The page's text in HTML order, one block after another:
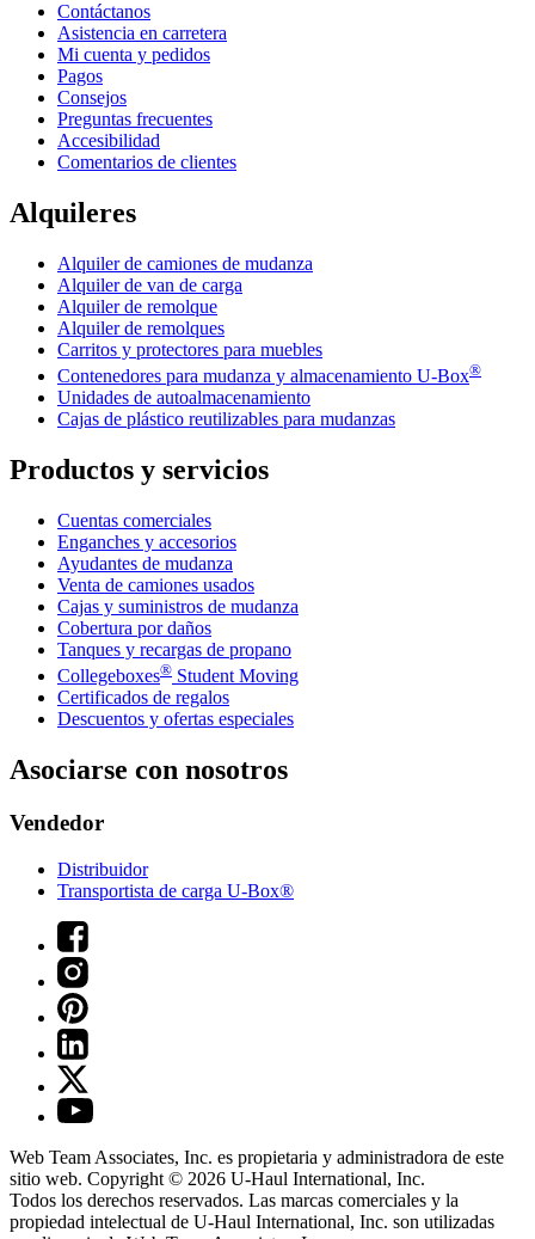
Contáctanos
Asistencia en carretera
Mi cuenta y pedidos
Pagos
Consejos
Preguntas frecuentes
Accesibilidad
Comentarios de clientes
Alquileres
Alquiler de camiones de mudanza
Alquiler de van de carga
Alquiler de remolque
Alquiler de remolques
Carritos y protectores para muebles
Contenedores para mudanza y almacenamiento U-Box®
Unidades de autoalmacenamiento
Cajas de plástico reutilizables para mudanzas
Productos y servicios
Cuentas comerciales
Enganches y accesorios
Ayudantes de mudanza
Venta de camiones usados
Cajas y suministros de mudanza
Cobertura por daños
Tanques y recargas de propano
Collegeboxes® Student Moving
Certificados de regalos
Descuentos y ofertas especiales
Asociarse con nosotros
Vendedor
Distribuidor
Transportista de carga U-Box®
Web Team Associates, Inc. es propietaria y administradora de este
sitio web. Copyright © 2026 U-Haul International, Inc.
Todos los derechos reservados. Las marcas comerciales y la
propiedad intelectual de U-Haul International, Inc. son utilizadas